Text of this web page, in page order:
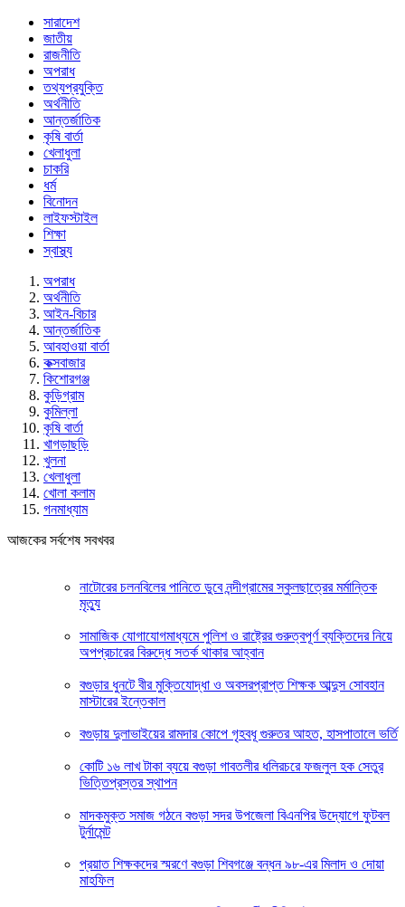
সারাদেশ
জাতীয়
রাজনীতি
অপরাধ
তথ্যপ্রযুক্তি
অর্থনীতি
আন্তর্জাতিক
কৃষি বার্তা
খেলাধুলা
চাকরি
ধর্ম
বিনোদন
লাইফস্টাইল
শিক্ষা
স্বাস্থ্য
অপরাধ
অর্থনীতি
আইন-বিচার
আন্তর্জাতিক
আবহাওয়া বার্তা
কক্সবাজার
কিশোরগঞ্জ
কুড়িগ্রাম
কুমিল্লা
কৃষি বার্তা
খাগড়াছড়ি
খুলনা
খেলাধুলা
খোলা কলাম
গনমাধ্যাম
আজকের সর্বশেষ সবখবর
নাটোরের চলনবিলের পানিতে ডুবে নন্দীগ্রামের স্কুলছাত্রের মর্মান্তিক
মৃত্যু
সামাজিক যোগাযোগমাধ্যমে পুলিশ ও রাষ্ট্রের গুরুত্বপূর্ণ ব্যক্তিদের নিয়ে
অপপ্রচারের বিরুদ্ধে সতর্ক থাকার আহ্বান
বগুড়ার ধুনটে বীর মুক্তিযোদ্ধা ও অবসরপ্রাপ্ত শিক্ষক আব্দুস সোবহান
মাস্টারের ইন্তেকাল
বগুড়ায় দুলাভাইয়ের রামদার কোপে গৃহবধূ গুরুতর আহত, হাসপাতালে ভর্তি
কোটি ১৬ লাখ টাকা ব্যয়ে বগুড়া গাবতলীর ধলিরচরে ফজলুল হক সেতুর
ভিত্তিপ্রস্তর স্থাপন
মাদকমুক্ত সমাজ গঠনে বগুড়া সদর উপজেলা বিএনপির উদ্যোগে ফুটবল
টুর্নামেন্ট
প্রয়াত শিক্ষকদের স্মরণে বগুড়া শিবগঞ্জে বন্ধন ৯৮-এর মিলাদ ও দোয়া
মাহফিল